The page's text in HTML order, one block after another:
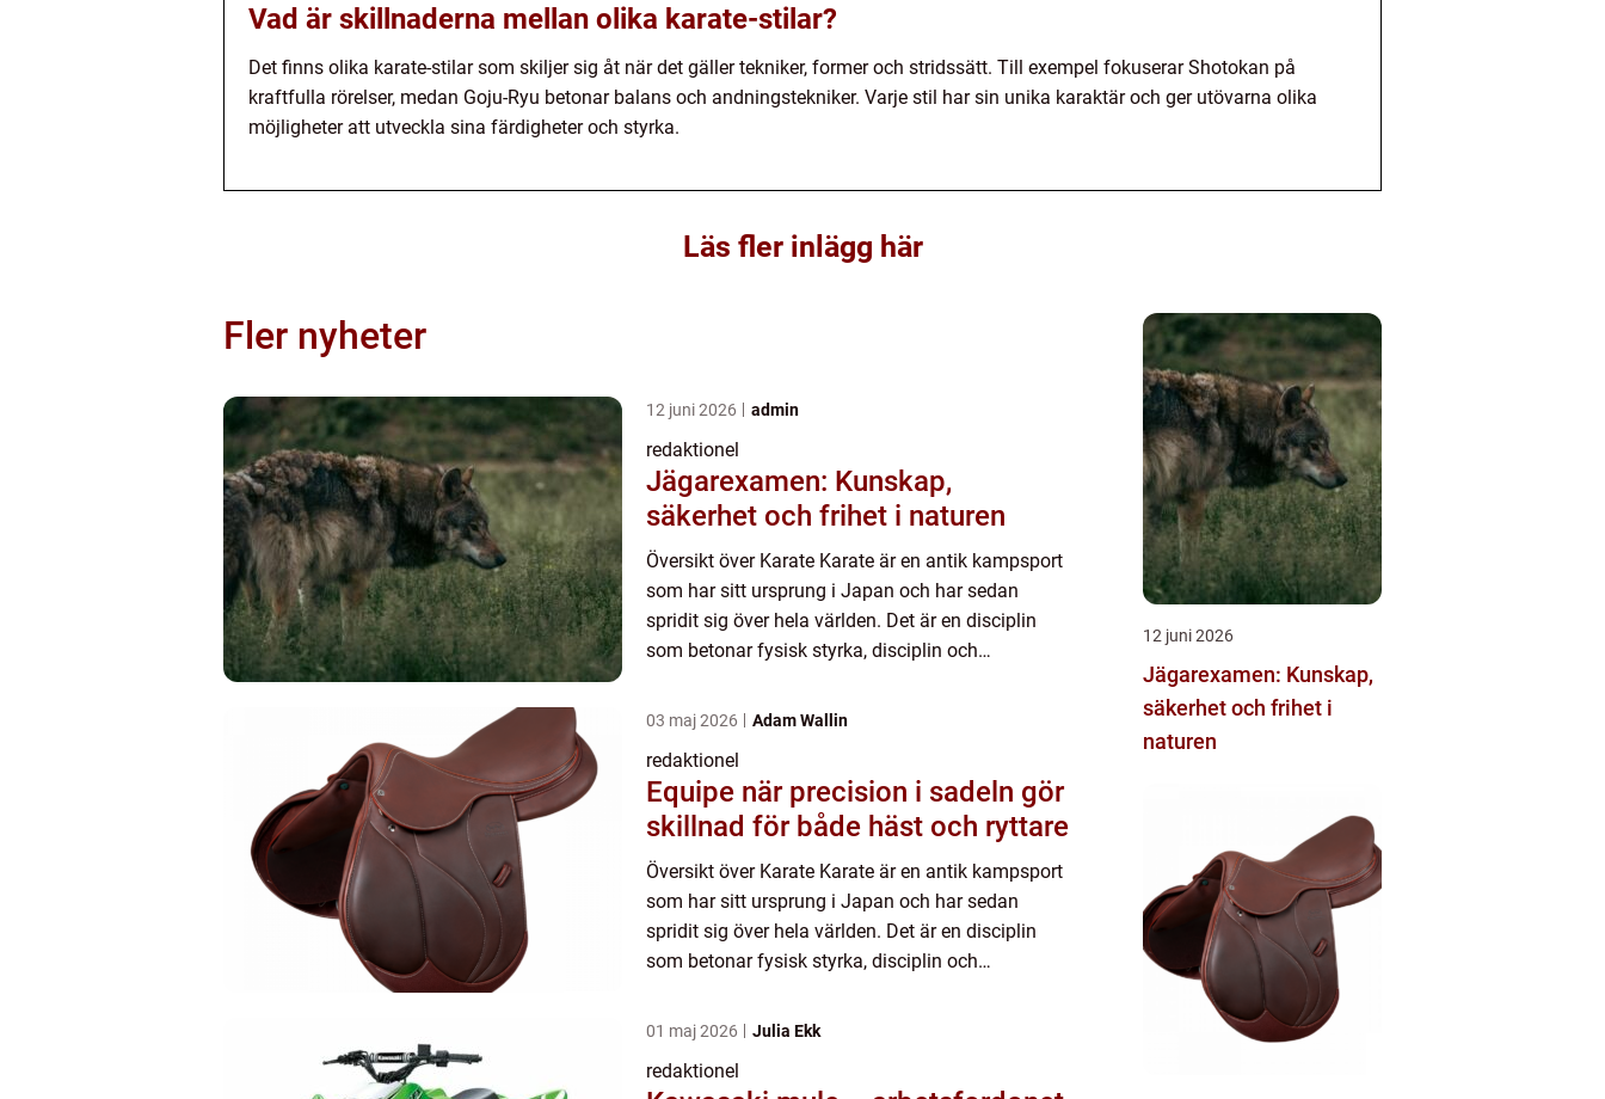
Vad är skillnaderna mellan olika karate-stilar?
Det finns olika karate-stilar som skiljer sig åt när det gäller tekniker, former och stridssätt. Till exempel fokuserar Shotokan på
kraftfulla rörelser, medan Goju-Ryu betonar balans och andningstekniker. Varje stil har sin unika karaktär och ger utövarna olika
möjligheter att utveckla sina färdigheter och styrka.
Läs fler inlägg här
Fler nyheter
12 juni 2026 admin
redaktionel
Jägarexamen: Kunskap,
säkerhet och frihet i naturen
Översikt över Karate Karate är en antik kampsport
som har sitt ursprung i Japan och har sedan
spridit sig över hela världen. Det är en disciplin
som betonar fysisk styrka, disciplin och
självförsvar och ...
03 maj 2026 Adam Wallin
redaktionel
Equipe när precision i sadeln gör
skillnad för både häst och ryttare
Översikt över Karate Karate är en antik kampsport
som har sitt ursprung i Japan och har sedan
spridit sig över hela världen. Det är en disciplin
som betonar fysisk styrka, disciplin och
självförsvar och ...
01 maj 2026 Julia Ekk
redaktionel
12 juni 2026
Jägarexamen: Kunskap,
säkerhet och frihet i
naturen